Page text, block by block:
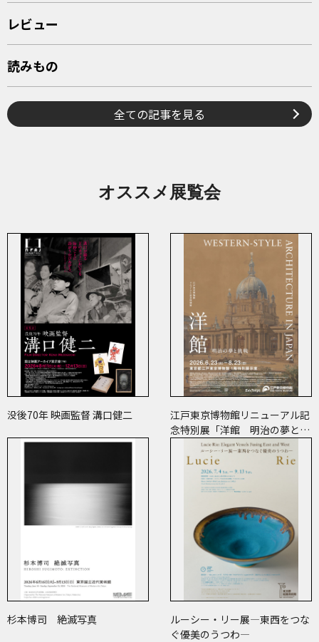
レビュー
読みもの
全ての記事を見る
オススメ展覧会
没後70年 映画監督 溝口健二
江戸東京博物館リニューアル記
念特別展「洋館 明治の夢と挑
杉本博司 絶滅写真
ルーシー・リー展―東西をつな
ぐ優美のうつわ―